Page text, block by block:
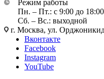
Режим работы
Пн. – Пт.: с 9:00 до 18:00
Сб. – Вс.: выходной
г. Москва, ул.
Вконтакте
Facebook
Instagram
YouTube